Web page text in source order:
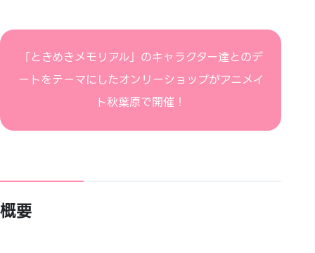
「ときめきメモリアル」のキャラクター達とのデ
ートをテーマにしたオンリーショップがアニメイ
ト秋葉原で開催！
概要